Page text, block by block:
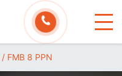
/ FMB 8 PPN